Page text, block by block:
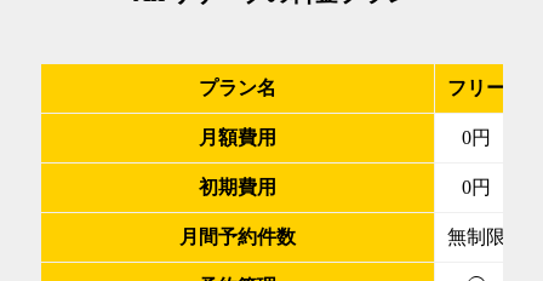
プラン名 フリー
月額費用 0円
初期費用 0円
月間予約件数 無制限